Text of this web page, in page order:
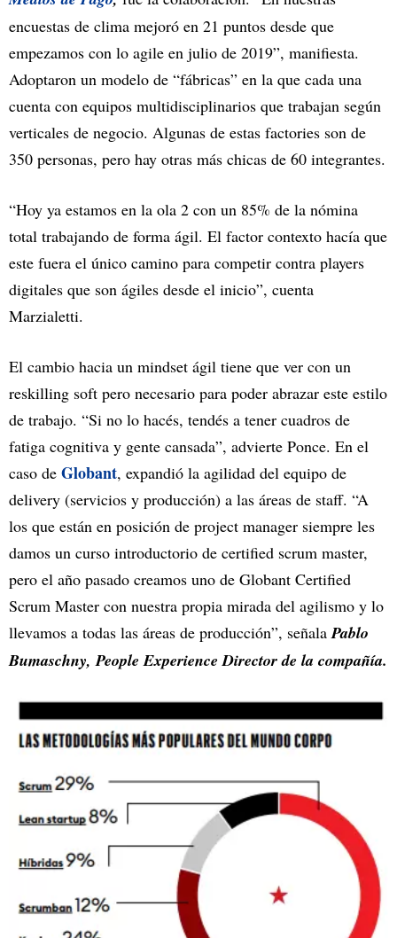
encuestas de clima mejoró en 21 puntos desde que
empezamos con lo agile en julio de 2019”, manifiesta.
Adoptaron un modelo de “fábricas” en la que cada una
cuenta con equipos multidisciplinarios que trabajan según
verticales de negocio. Algunas de estas factories son de
350 personas, pero hay otras más chicas de 60 integrantes.
“Hoy ya estamos en la ola 2 con un 85% de la nómina
total trabajando de forma ágil. El factor contexto hacía que
este fuera el único camino para competir contra players
digitales que son ágiles desde el inicio”, cuenta
Marzialetti.
El cambio hacia un mindset ágil tiene que ver con un
reskilling soft pero necesario para poder abrazar este estilo
de trabajo. “Si no lo hacés, tendés a tener cuadros de
fatiga cognitiva y gente cansada”, advierte Ponce. En el
caso de Globant, expandió la agilidad del equipo de
delivery (servicios y producción) a las áreas de staff. “A
los que están en posición de project manager siempre les
damos un curso introductorio de certified scrum master,
pero el año pasado creamos uno de Globant Certified
Scrum Master con nuestra propia mirada del agilismo y lo
llevamos a todas las áreas de producción”, señala Pablo
Bumaschny, People Experience Director de la compañía.